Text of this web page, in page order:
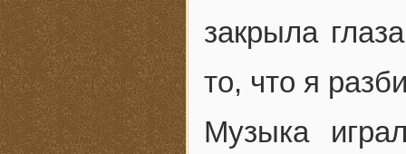
закрыла
то, что я
Музыка